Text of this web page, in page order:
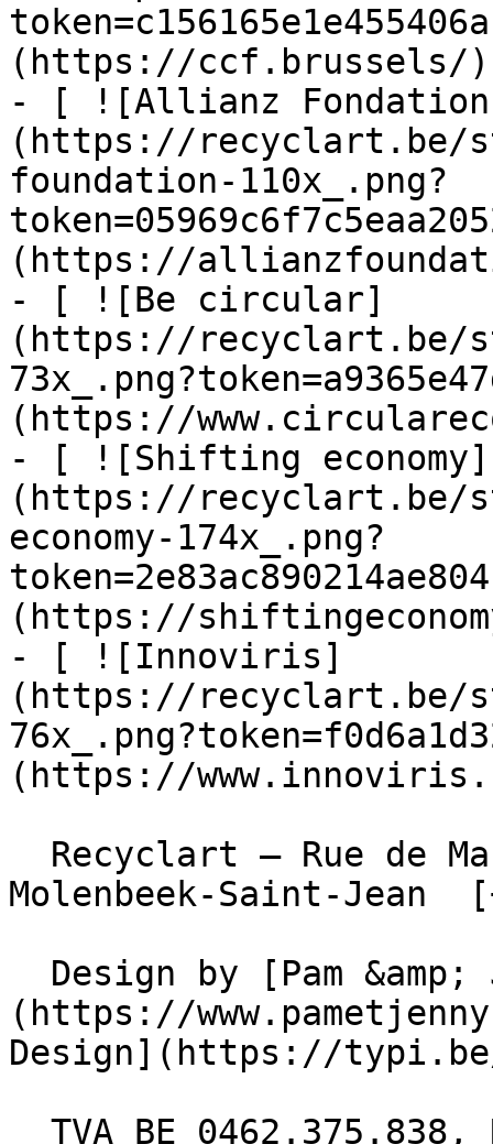
(https://ccf.brussels/)
- [ ![Allianz
(https://recyclart.be/
foundation-110x_.png?
(https://
- [ ![Be circular]
(https://recyclart.be/
(https://
- [ ![Shifting economy]
(https://recyclart.be/
economy-174x_.png?
(https://
- [ ![Innoviris]
(https://recyclart.be/
(https://
Molenbeek-Saint-
(https://
Design](https://